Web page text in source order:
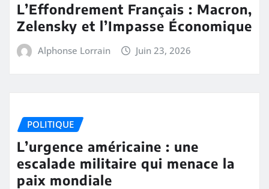
L’Effondrement Français : Macron,
Zelensky et l’Impasse Économique
Alphonse Lorrain Juin 23, 2026
POLITIQUE
L’urgence américaine : une
escalade militaire qui menace la
paix mondiale